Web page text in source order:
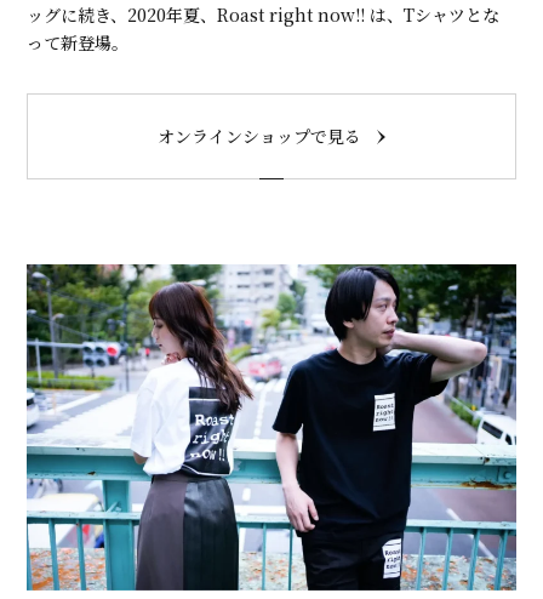
ッグに続き、2020年夏、Roast right now!! は、Tシャツとな
って新登場。
オンラインショップで見る